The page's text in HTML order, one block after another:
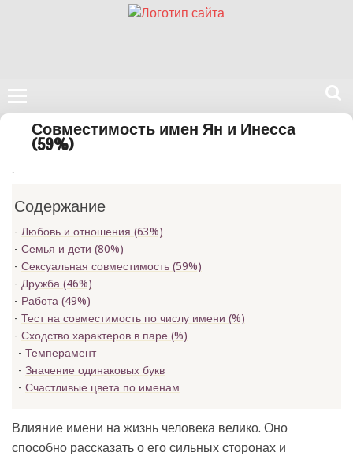
Поиск
сайте
Совместимость имен Ян и Инесса
(59%)
.
Содержание
Любовь и отношения (63%)
Семья и дети (80%)
Сексуальная совместимость (59%)
Дружба (46%)
Работа (49%)
Тест на совместимость по числу имени (%)
Сходство характеров в паре (%)
Темперамент
Значение одинаковых букв
Счастливые цвета по именам
Влияние имени на жизнь человека велико. Оно
способно рассказать о его сильных сторонах и